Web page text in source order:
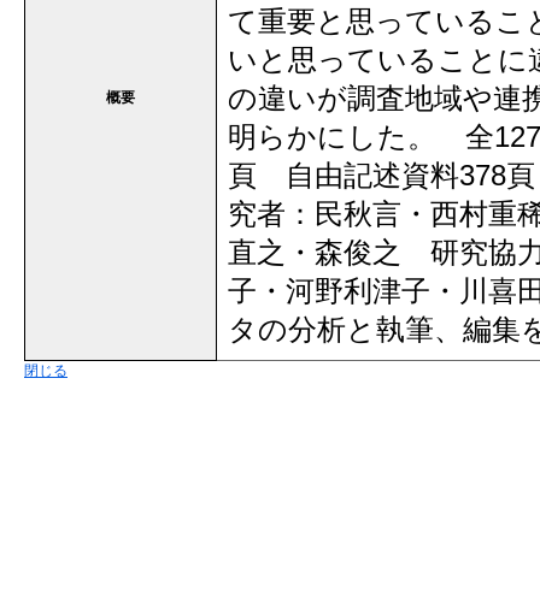
概要
て重要と思っているこ
いと思っていること
の違いが調査地域や連
明らかにした。 全
頁 自由記述資料378
究者：民秋言・西村重
直之・森俊之 研究協
子・河野利津子・川喜
タの分析と執筆、編集
閉じる